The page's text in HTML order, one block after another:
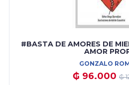
#BASTA DE AMORES DE
AMOR
GONZALO
₲ 96.000 ₲